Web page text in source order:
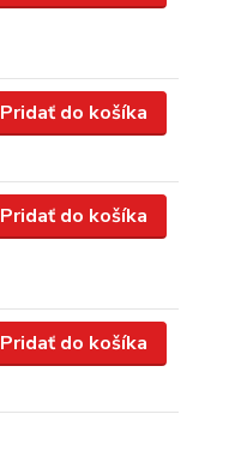
Pridať do košíka
Pridať do košíka
Pridať do košíka